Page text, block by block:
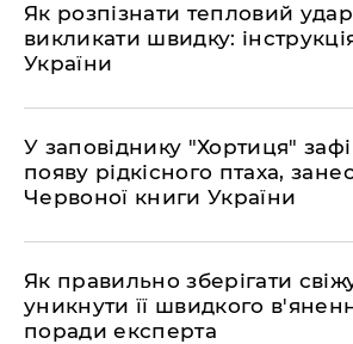
Як розпізнати тепловий
викликати швидку:
України
У заповіднику "Хортиця"
появу рідкісного птаха,
Червоної книги України
Як правильно зберігати
уникнути її швидкого
поради експерта